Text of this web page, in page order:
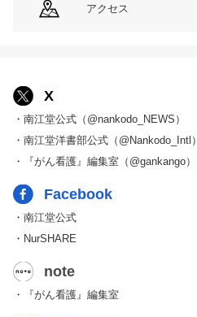
アクセス
X
・南江堂公式（@nankodo_NEWS）
・南江堂洋書部公式（@Nankodo_Intl）
・『がん看護』編集室（@gankango）
Facebook
・南江堂公式
・NurSHARE
note
・『がん看護』編集室